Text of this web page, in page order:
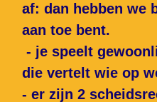
af: dan hebben we
aan toe bent.
- je speelt
die vertelt wie op
- er zijn 2